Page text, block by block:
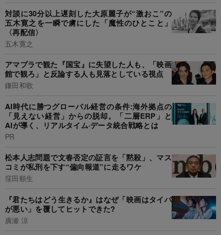
対談に30分以上遅刻した大原麗子が“激おこ”の
五木寛之を一瞬で虜にした「魔性のひとこと」
〈再配信〉
五木寛之
アマプラで観た『国宝』に失望した人も、「映画
館で観ろ」と反論する人も見落としている視点
鎌田和歌
AI時代に勝つグローバル経営の条件:海外拠点の
「見えない経営」からの脱却。「二層ERP」と
AIが導く、リアルタイム·データ統合戦略とは
PR
松本人志問題で文春否定の証言を「黙殺」、マス
コミが私刑を下す“偏向報道”に走るワケ
窪田順生
『君たちはどう生きるか』はなぜ「映画はタイパ
が悪い」を覆してヒットできた?
廣瀬 涼